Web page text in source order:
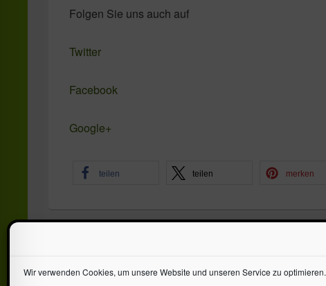
Wir verwenden Cookies, um unsere Website und unseren Service zu optimieren.
Folgen Sie uns auch auf
Twitter
Facebook
Google+
teilen teilen merken
Toys World Spielwaren GmbH